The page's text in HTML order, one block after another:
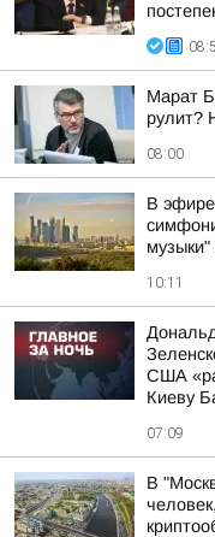
Марат
рулит?
08:00
В
10:11
США
Киеву
07:09
В